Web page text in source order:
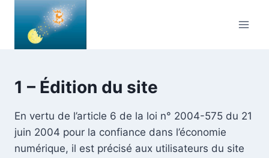
Skip
content
1 – Édition du site
En vertu de l’article 6 de la loi n° 2004-575 du 21
juin 2004 pour la confiance dans l’économie
numérique, il est précisé aux utilisateurs du site